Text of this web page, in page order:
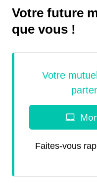
Votre future
que vous !
Faites-vous